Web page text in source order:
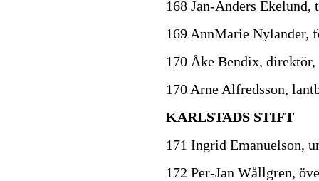
168 Jan-Anders Ekelund,
169 AnnMarie Nylander,
170 Åke Bendix, direktör,
170 Arne Alfredsson,
KARLSTADS STIFT
171 Ingrid Emanuelson,
172 Per-Jan Wållgren,